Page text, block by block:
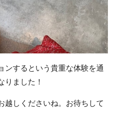
ンするという貴重な体験を通
りました！
越しくださいね。お待ちして